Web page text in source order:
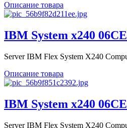
Описание товара
IBM System x240
Server IBM Flex System X240
Описание товара
IBM System x240
Server IBM Flex System X240